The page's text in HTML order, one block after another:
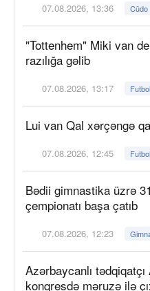
07.08.2026, 13:36 Cüdo
"Tottenhem" Miki van
razılığa gəlib
07.08.2026, 13:17 Futbol
Lui van Qal xərçəngə
07.08.2026, 12:45 Futbol
Bədii gimnastika üzrə
çempionatı başa çatıb
07.08.2026, 12:23
Azərbaycanlı
konqresdə məruzə ilə